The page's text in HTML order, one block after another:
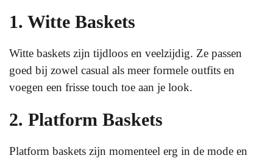
1. Witte Baskets
Witte baskets zijn tijdloos en veelzijdig. Ze passen
goed bij zowel casual als meer formele outfits en
voegen een frisse touch toe aan je look.
2. Platform Baskets
Platform baskets zijn momenteel erg in de mode en